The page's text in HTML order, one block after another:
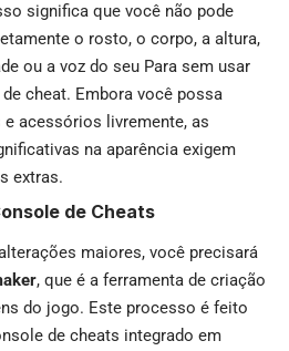
significa que você não pode
o rosto, o corpo, a altura,
ou a voz do seu Para sem usar
cheat. Embora você possa
acessórios livremente, as
na aparência exigem
extras.
de Cheats
maiores, você precisará
, que é a ferramenta de criação
do jogo. Este processo é feito
de cheats integrado em